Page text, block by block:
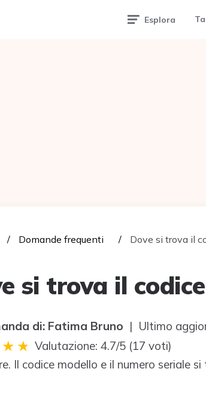
Esplora
Domande frequenti Dove si trova il
si trova il
di: Fatima Bruno | Ultimo
Valutazione: 4.7/5 (17 voti)
Il codice modello e il numero seriale